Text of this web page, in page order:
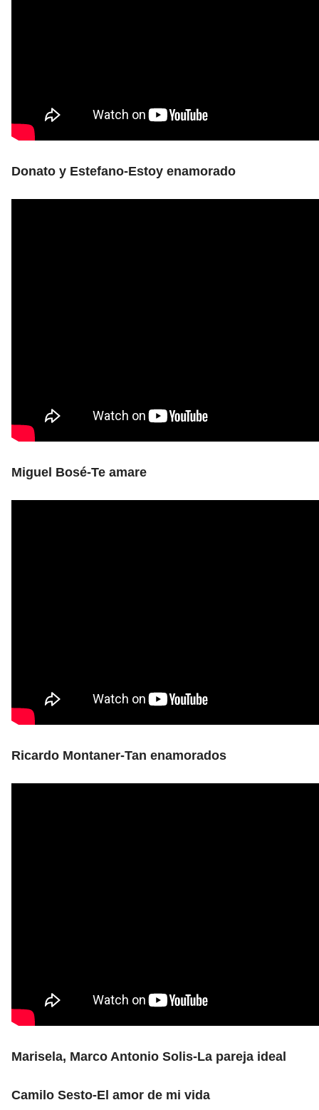
Donato y Estefano-Estoy enamorado
Miguel Bosé-Te amare
Ricardo Montaner-Tan enamorados
Marisela, Marco Antonio Solis-La pareja ideal
Camilo Sesto-El amor de mi vida